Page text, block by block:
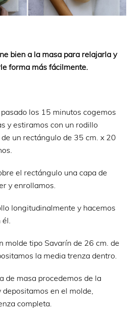
bien a la masa para relajarla y
forma más fácilmente.
los 15 minutos cogemos
y estiramos con un rodillo
un rectángulo de 35 cm. x 20
el rectángulo una capa de
y enrollamos.
longitudinalmente y hacemos
molde tipo Savarín de 26 cm. de
la media trenza dentro.
de masa procedemos de la
en el molde,
completa.